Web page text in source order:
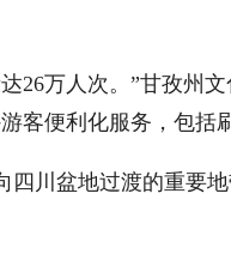
26万人次。”甘孜州
便利化服务，包括
川盆地过渡的重要